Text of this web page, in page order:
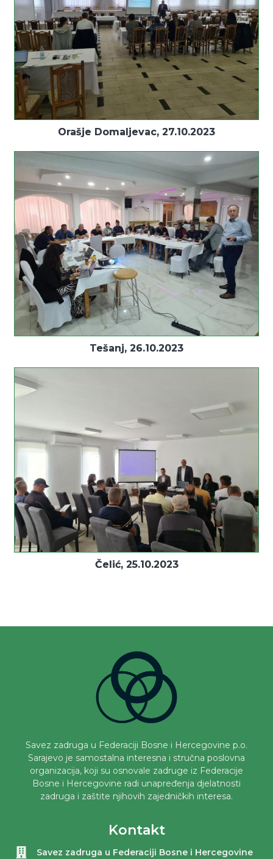
Orašje Domaljevac, 27.10.2023
Tešanj, 26.10.2023
Čelić, 25.10.2023
Savez zadruga u Federaciji Bosne i Hercegovine p.o.
Sarajevo je samostalna interesna i stručna poslovna
organizacija, koji su osnovale zadruge iz Federacije
Bosne i Hercegovine radi unapređenja djelatnosti
zadruga i zaštite njihovih zajedničkih interesa.
Kontakt
Savez zadruga u Federaciji Bosne i Hercegovine